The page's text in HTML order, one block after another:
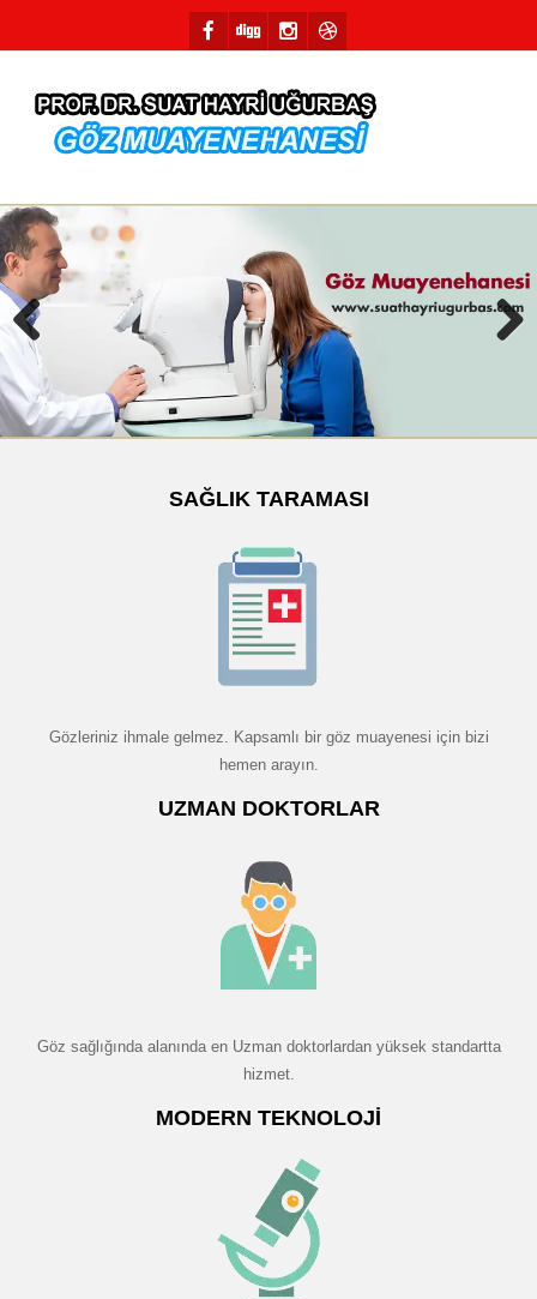
Previous
SAĞLIK TARAMASI
Gözleriniz ihmale gelmez. Kapsamlı bir göz muayenesi için bizi
hemen arayın.
UZMAN DOKTORLAR
Göz sağlığında alanında en Uzman doktorlardan yüksek standartta
hizmet.
MODERN TEKNOLOJI